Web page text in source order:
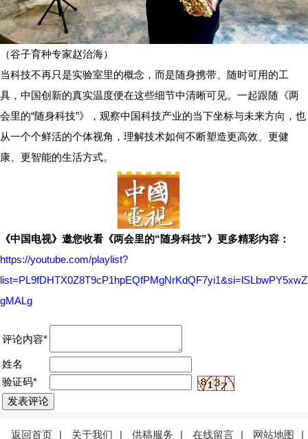
（谷子育种专家赵治海）
当科技不再只是实验室里的概念，而是随身携带、随时可用的工
具，中国创新的真实温度便在这些细节中清晰可见。一起跟随《两
会里的“随身科技”》，观察中国科技产业的当下坐标与未来方向，也
从一个个鲜活的个体视角，理解技术如何不断塑造更高效、更健
康、更智能的生活方式。
《中国电视》邀您收看《两会里的“随身科技”》更多精彩内容：
https://youtube.com/playlist?
list=PL9fDHTX0Z8T9cP1hpEQfPMgNrKdQF7yi1&si=lSLbwPY5xwZ
gMALg
评论内容*
姓名
验证码*
返回首页 | 关于我们 | 供稿服务 | 在线留言 | 网站地图 |